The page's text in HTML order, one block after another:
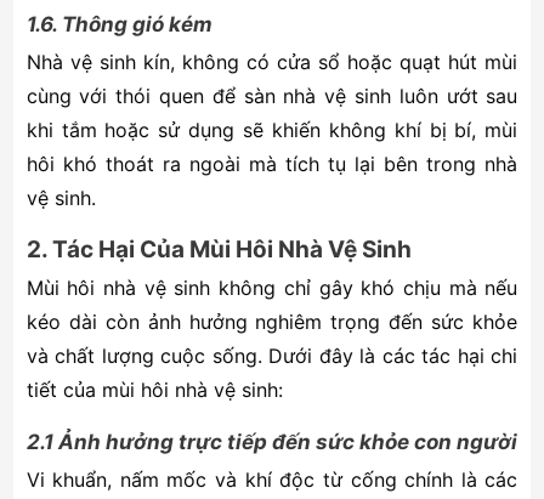
1.6. Thông gió kém
Nhà vệ sinh kín, không có cửa sổ hoặc quạt hút mùi
cùng với thói quen để sàn nhà vệ sinh luôn ướt sau
khi tắm hoặc sử dụng sẽ khiến không khí bị bí, mùi
hôi khó thoát ra ngoài mà tích tụ lại bên trong nhà
vệ sinh.
2. Tác Hại Của Mùi Hôi Nhà Vệ Sinh
Mùi hôi nhà vệ sinh không chỉ gây khó chịu mà nếu
kéo dài còn ảnh hưởng nghiêm trọng đến sức khỏe
và chất lượng cuộc sống. Dưới đây là các tác hại chi
tiết của mùi hôi nhà vệ sinh:
2.1 Ảnh hưởng trực tiếp đến sức khỏe con người
Vi khuẩn, nấm mốc và khí độc từ cống chính là các